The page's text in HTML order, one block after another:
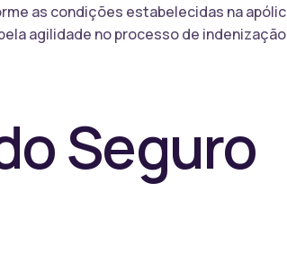
as condições estabelecidas na
agilidade no processo de
Seguro